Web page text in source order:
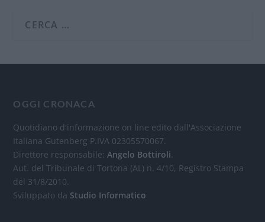
OGGI CRONACA
Quotidiano d'informazione on line edito dall'Associazione
Italiana Gutenberg P.IVA 02305570067.
Direttore responsabile:Angelo Bottiroli.
Aut. del Tribunale di Tortona (AL) n. 4/10, Registro Stampa
del 31/8/2010.
Sviluppato da Studio Informatico